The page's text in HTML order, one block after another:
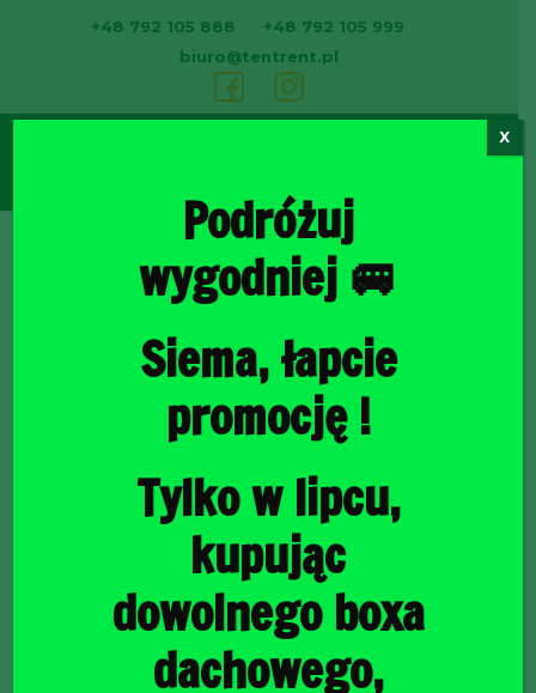
+48 792 105 888
+48 792 105 999
biuro@tentrent.pl
Torby do bagażnika
BAGAŻNIKA 3 SZT
Podróżuj
wygodniej 🚐
Siema, łapcie
promocję !
Tylko w lipcu,
kupując
dowolnego boxa
dachowego,
X